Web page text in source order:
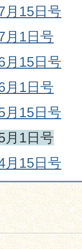
月15日号
月1日号
月15日号
月1日号
月15日号
月1日号
月15日号